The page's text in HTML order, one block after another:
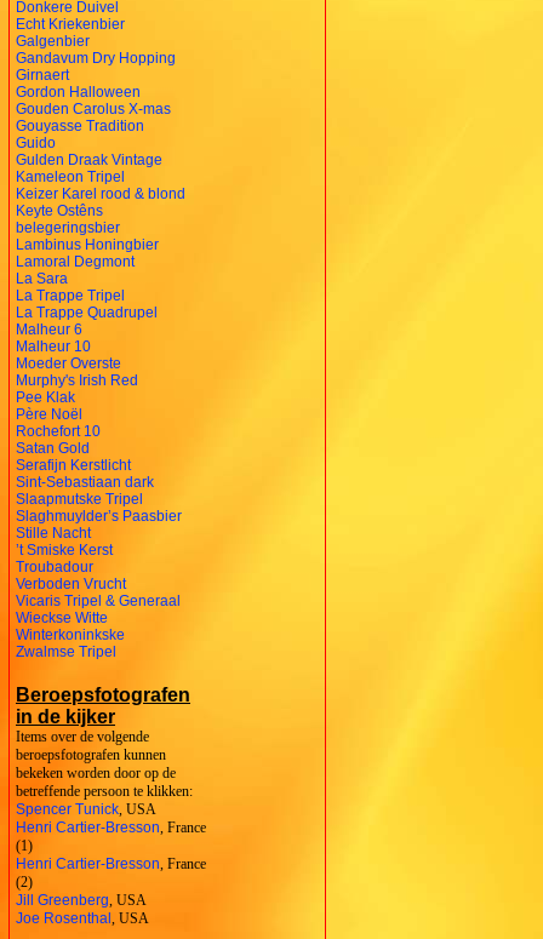
Donkere Duivel
Echt Kriekenbier
Galgenbier
Gandavum Dry Hopping
Girnaert
Gordon Halloween
Gouden Carolus X-mas
Gouyasse Tradition
Guido
Gulden Draak Vintage
Kameleon Tripel
Keizer Karel rood & blond
Keyte Ostêns
belegeringsbier
Lambinus Honingbier
Lamoral Degmont
La Sara
La Trappe Tripel
La Trappe Quadrupel
Malheur 6
Malheur 10
Moeder Overste
Murphy's Irish Red
Pee Klak
Père Noël
Rochefort 10
Satan Gold
Serafijn Kerstlicht
Sint-Sebastiaan dark
Slaapmutske Tripel
Slaghmuylder’s Paasbier
Stille Nacht
’t Smiske Kerst
Troubadour
Verboden Vrucht
Vicaris Tripel & Generaal
Wieckse Witte
Winterkoninkske
Zwalmse Tripel
Beroepsfotografen
in de kijker
Items over de volgende
beroepsfotografen kunnen
bekeken worden door op de
betreffende persoon te klikken:
Spencer Tunick , USA
Henri Cartier-Bresson , France
(1)
Henri Cartier-Bresson , France
(2)
Jill Greenberg , USA
Joe Rosenthal , USA